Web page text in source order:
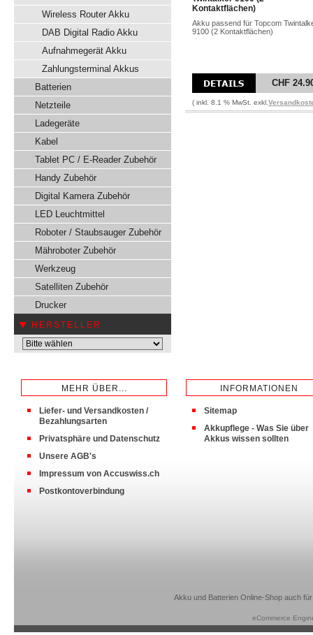
Wireless Router Akku
DAB Digital Radio Akku
Aufnahmegerät Akku
Zahlungsterminal Akkus
Batterien
Netzteile
Ladegeräte
Kabel
Tablet PC / E-Reader Zubehör
Handy Zubehör
Digital Kamera Zubehör
LED Leuchtmittel
Roboter / Staubsauger Zubehör
Mähroboter Zubehör
Werkzeug
Satelliten Zubehör
Drucker
HERSTELLER
Kontaktflächen)
Akku passend für Topcom
9100 (2 Kontaktflächen)
CHF
( inkl. 8.1 % MwSt. exkl.
MEHR ÜBER...
Liefer- und Versandkosten /
Bezahlungsarten
Privatsphäre und Datenschutz
Unsere AGB's
Impressum von Accuswiss.ch
Postkontoverbindung
INFORMATIONEN
Sitemap
Akkupflege - Was Sie über
Akkus wissen sollten
Akku und Batterien Online-Shop auch
eCommerce